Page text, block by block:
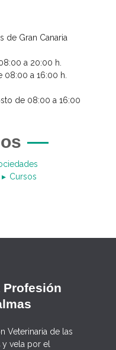
de Gran Canaria
a 20:00 h.
08:00 a 16:00 h.
de 08:00 a 16:00
Cursos
Profesión
Veterinaria de las
y vela por el